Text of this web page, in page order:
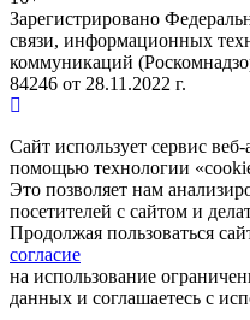
Зарегистрировано
связи, информационных
коммуникаций
84246 от 28.11.2022 г.
Сайт использует сервис
помощью технологии
Это позволяет нам
посетителей с сайтом и
Продолжая пользоваться
согласие
на использование
данных и соглашаетесь с